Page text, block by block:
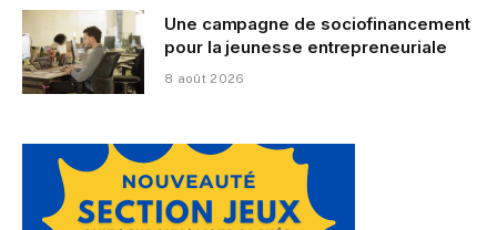
Une campagne de sociofinancement
pour la jeunesse entrepreneuriale
8 août 2026